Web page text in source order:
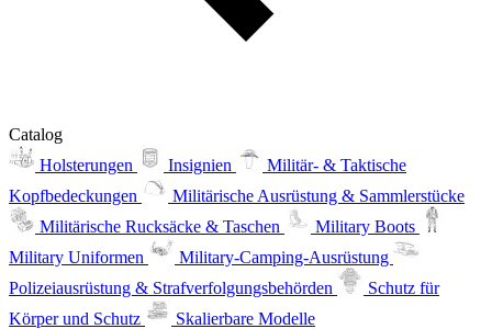
Catalog
Holsterungen
Insignien
Militär- & Taktische
Kopfbedeckungen
Militärische Ausrüstung & Sammlerstücke
Militärische Rucksäcke & Taschen
Military Boots
Military Uniformen
Military-Camping-Ausrüstung
Polizeiausrüstung & Strafverfolgungsbehörden
Schutz für
Körper und Schutz
Skalierbare Modelle